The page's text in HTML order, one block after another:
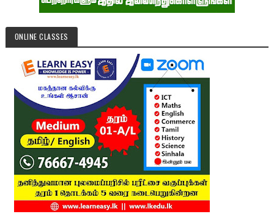
ONLINE CLASSES